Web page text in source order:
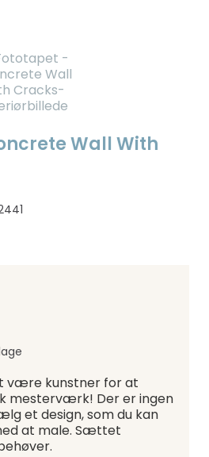
Wall With
være kunstner for at
mesterværk! Der er ingen
et design, som du kan
at male. Sættet